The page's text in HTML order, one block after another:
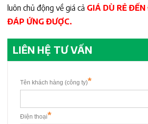
luôn chủ động về giá cả GIÁ DÙ RẺ
ĐÁP ỨNG ĐƯỢC.
LIÊN HỆ TƯ VẤN